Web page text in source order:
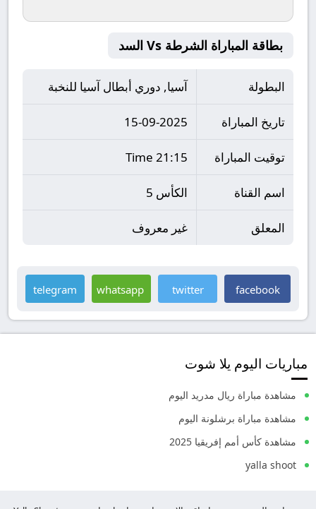
بطاقة المباراة الشرطة Vs السد
البطولة آسيا, دوري أبطال آسيا للنخبة
تاريخ المباراة 15-09-2025
توقيت المباراة 21:15 Time
اسم القناة الكأس 5
المعلق غير معروف
facebook
twitter
whatsapp
telegram
مباريات اليوم يلا شوت
مشاهدة مباراة ريال مدريد اليوم
مشاهدة مباراة برشلونة اليوم
مشاهدة كأس أمم إفريقيا 2025
yalla shoot